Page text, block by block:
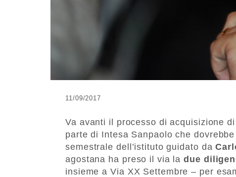
11/09/2017
Va avanti il processo di acquisizione di
parte di Intesa Sanpaolo che
semestrale dell’istituto guidato da
agostana ha preso il via ladue
insieme a Via XX Settembre – per